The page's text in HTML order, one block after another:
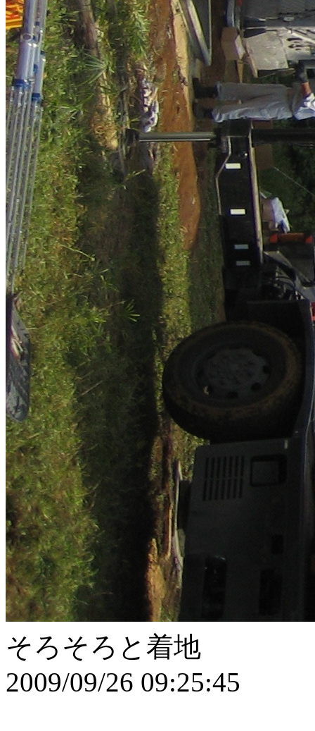
そろそろと着地
2009/09/26 09:25:45